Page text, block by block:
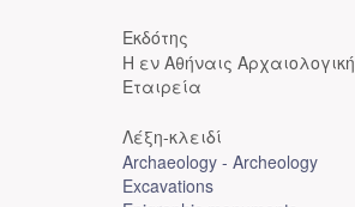
Εκδότης
Η εν Αθήναις Αρχαιολογική
Εταιρεία
Λέξη-κλειδί
Archaeology - Archeology
Excavations